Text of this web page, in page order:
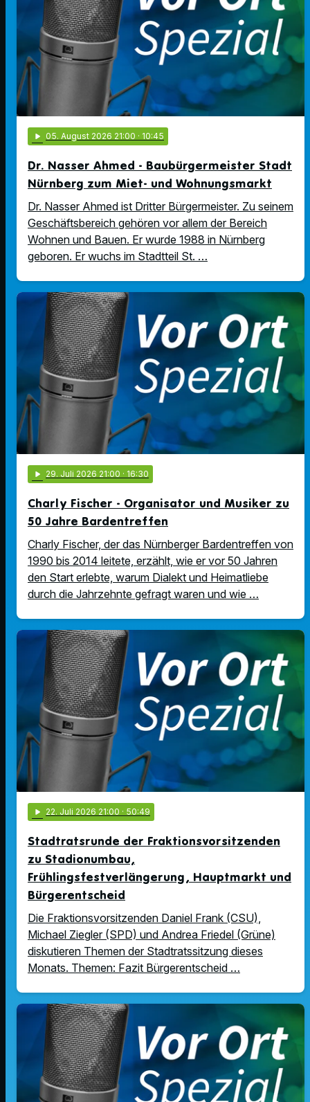
play_arrow 05. August 2026 21:00 · 10:45
Dr. Nasser Ahmed - Baubürgermeister Stadt
Nürnberg zum Miet- und Wohnungsmarkt
Dr. Nasser Ahmed ist Dritter Bürgermeister. Zu seinem
Geschäftsbereich gehören vor allem der Bereich
Wohnen und Bauen. Er wurde 1988 in Nürnberg
geboren. Er wuchs im Stadtteil St. …
play_arrow 29. Juli 2026 21:00 · 16:30
Charly Fischer - Organisator und Musiker zu
50 Jahre Bardentreffen
Charly Fischer, der das Nürnberger Bardentreffen von
1990 bis 2014 leitete, erzählt, wie er vor 50 Jahren
den Start erlebte, warum Dialekt und Heimatliebe
durch die Jahrzehnte gefragt waren und wie …
play_arrow 22. Juli 2026 21:00 · 50:49
Stadtratsrunde der Fraktionsvorsitzenden
zu Stadionumbau,
Frühlingsfestverlängerung, Hauptmarkt und
Bürgerentscheid
Die Fraktionsvorsitzenden Daniel Frank (CSU),
Michael Ziegler (SPD) und Andrea Friedel (Grüne)
diskutieren Themen der Stadtratssitzung dieses
Monats. Themen: Fazit Bürgerentscheid …